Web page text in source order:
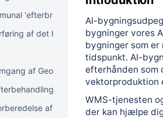
'efterbrænding' af GeoDK vej-
af det hydrologiske tilpasningslag
af GeoDK Bygning- ved årlig
af årets GeoDanmark-data
af årets ajourføring
AI-
bygninger vores
bygninger som
tidspunkt. AI-
efterhånden som
vektorproduktion
WMS-tjenesten
der kan hjælpe